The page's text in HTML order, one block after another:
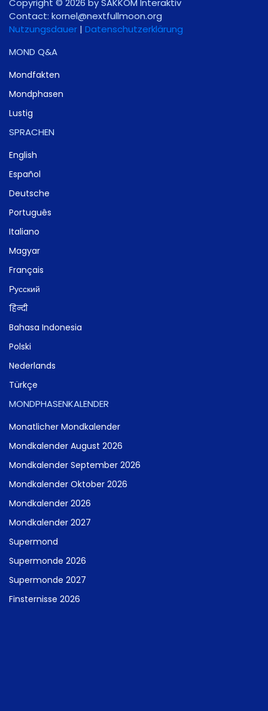
Copyright © 2026 by SAKKOM Interaktiv
Contact: gro.noomlluftxen@lenrok
Nutzungsdauer | Datenschutzerklärung
MOND Q&A
Mondfakten
Mondphasen
Lustig
SPRACHEN
English
Español
Deutsche
Português
Italiano
Magyar
Français
Русский
हिन्दी
Bahasa Indonesia
Polski
Nederlands
Türkçe
MONDPHASENKALENDER
Monatlicher Mondkalender
Mondkalender August 2026
Mondkalender September 2026
Mondkalender Oktober 2026
Mondkalender 2026
Mondkalender 2027
Supermond
Supermonde 2026
Supermonde 2027
Finsternisse 2026